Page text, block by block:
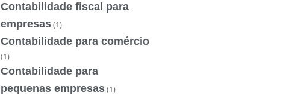
Contabilidade fiscal para
empresas(1)
Contabilidade para comércio
(1)
Contabilidade para
pequenas empresas(1)